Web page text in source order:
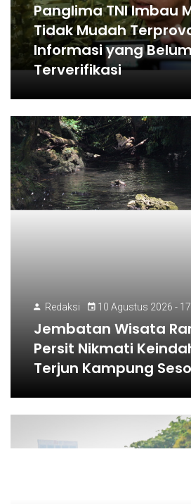
Panglima TNI Imbau
Tidak Mudah
Informasi yang
Terverifikasi
Redaksi 10 Agustus 2026 -
Jembatan Wisata
Persit Nikmati
Terjun Kampung